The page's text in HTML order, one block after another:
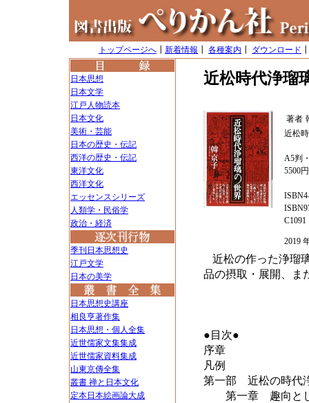
トップページへ 新着情報 各種案内 ダウンロード
日本思想
日本文学
江戸人物読本
日本文化
美術・芸能
日本の歴史・伝記
西洋の歴史・伝記
東洋文化
西洋文化
エッセンスシリーズ
人類学・民俗学
政治・経済
季刊日本思想史
江戸文学
日本の美学
日本思想史講座
相良亨著作集
日本思想・個人全集
近世儒家文集集成
近世儒家資料集成
山東京傳全集
叢書 禅と日本文化
定本日本絵画論大成
近松時代浄瑠
著者
近松
A5判
5500
C1091
2019
近松の作った浄瑠
品の摂取・展開、ま
●目次●
序章
凡例
第一部 近松の時代
第一章 趣向とし